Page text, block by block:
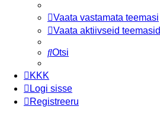
Vaata vastamata teemasi
Vaata aktiivseid teemasid
Otsi
KKK
Logi sisse
Registreeru